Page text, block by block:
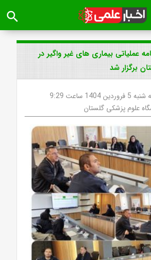
search
عملیاتی بیماری های غیر واگیر در
برگزار شد
1404 ساعت 9:29
علوم پزشکی گلستان